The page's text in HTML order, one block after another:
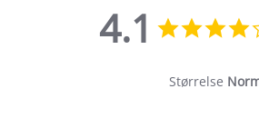
4.1
Størrelse